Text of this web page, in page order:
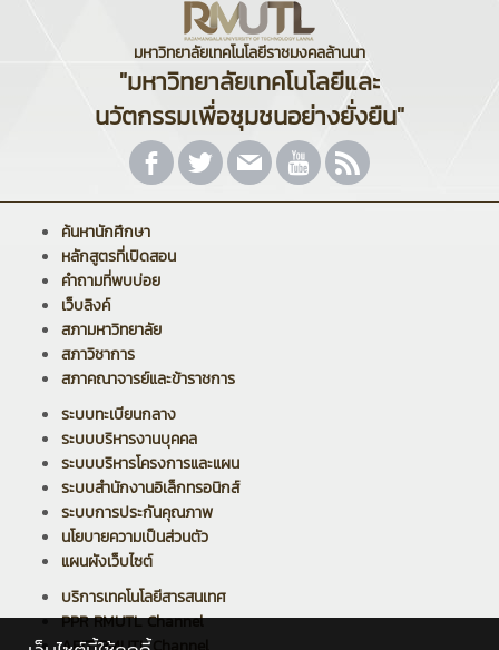
มหาวิทยาลัยเทคโนโลยีราชมงคลล้านนา
"มหาวิทยาลัยเทคโนโลยีและ
นวัตกรรมเพื่อชุมชนอย่างยั่งยืน"
ค้นหานักศึกษา
หลักสูตรที่เปิดสอน
คำถามที่พบบ่อย
เว็บลิงค์
สภามหาวิทยาลัย
สภาวิชาการ
สภาคณาจารย์และข้าราชการ
ระบบทะเบียนกลาง
ระบบบริหารงานบุคคล
ระบบบริหารโครงการและแผน
ระบบสำนักงานอิเล็กทรอนิกส์
ระบบการประกันคุณภาพ
นโยบายความเป็นส่วนตัว
แผนผังเว็บไซต์
บริการเทคโนโลยีสารสนเทศ
PPR RMUTL Channel